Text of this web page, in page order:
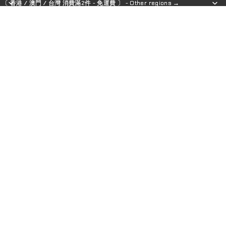
〔 香港 / 澳門 / 台灣 消費滿2件 - 免運費 〕 - Other regions →
〔 香港 / 澳門 / 台灣 消費滿2件 - 免運費 〕 - Other regions →